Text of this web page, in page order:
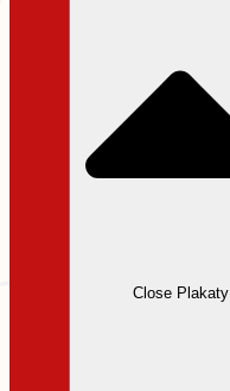
Close Plakaty